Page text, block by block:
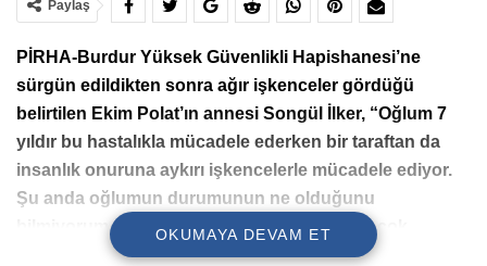
Paylaş
PİRHA-Burdur Yüksek Güvenlikli Hapishanesi’ne
sürgün edildikten sonra ağır işkenceler gördüğü
belirtilen Ekim Polat’ın annesi Songül İlker, “Oğlum 7
yıldır bu hastalıkla mücadele ederken bir taraftan da
insanlık onuruna aykırı işkencelerle mücadele ediyor.
Şu anda oğlumun durumunun ne olduğunu
bilmiyorum ve işkenceler giderek arttığı için çok
endişeliyim” diye konuştu.
OKUMAYA DEVAM ET